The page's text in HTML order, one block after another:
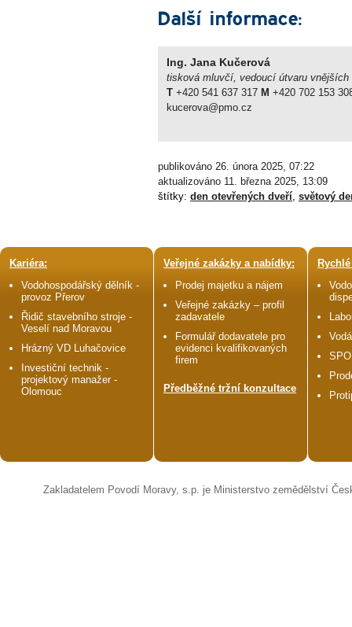
Další informace:
Ing. Jana Kučerová
tisková mluvčí, vedoucí útvaru vnějších
T+420 541 637 317 M +420 702 153
kucerova@pmo.cz
publikováno 26. února 2025, 07:22
aktualizováno 11. března 2025, 13:09
štítky: den otevřených dveří, světový
Kariéra:
Vodohospodářský dělník -
provoz Přerov
Řidič stavebního stroje -
Veselí nad Moravou
Hrázný VD Luhačovice
Investiční technik -
projektový manažer -
Olomouc
Veřejné zakázky a nabídky:
Prodej majetku a nájem
Veřejné zakázky – profil
zadavatele
Formulář dodavatele pro
evidenci kvalifikovaných
firem
Předběžné tržní konzultace
Zakladatelem Povodí Moravy, s.p. je Ministerstvo zemědělství